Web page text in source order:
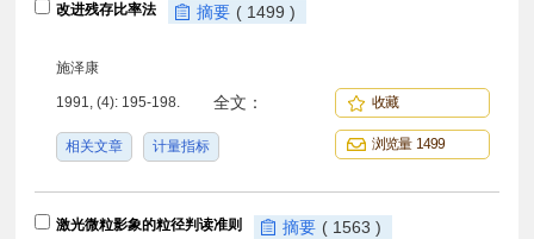
改进残存比率法 摘要 ( 1499 )
施泽康
1991, (4): 195-198. 全文：
相关文章 计量指标
收藏
浏览量 1499
激光微粒影象的粒径判读准则 摘要 ( 1563 )